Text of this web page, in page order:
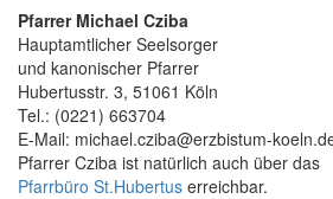
Pfarrer Michael Cziba
Hauptamtlicher Seelsorger
und kanonischer Pfarrer
Hubertusstr. 3, 51061 Köln
Tel.: (0221) 663704
E-Mail: michael.cziba@erzbistum-
Pfarrer Cziba ist natürlich auch über das
Pfarrbüro St.Hubertus erreichbar.